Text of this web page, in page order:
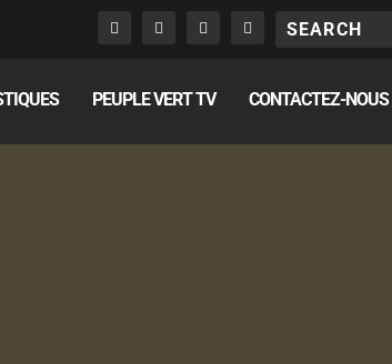
PEUPLE VERT TV CONTACTEZ-NOUS